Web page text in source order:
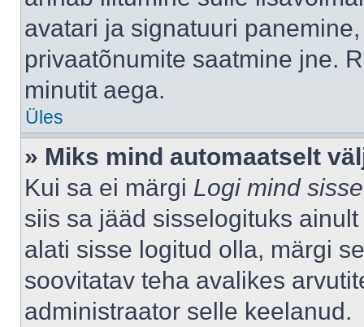
avatari ja signatuuri
privaatõnumite saatmine jne.
minutit aega.
Üles
» Miks mind automaatselt
Kui sa ei märgi Logi mind
siis sa jääd sisselogituks
alati sisse logitud olla, märgi
soovitatav teha avalikes
administraator selle keelanud.